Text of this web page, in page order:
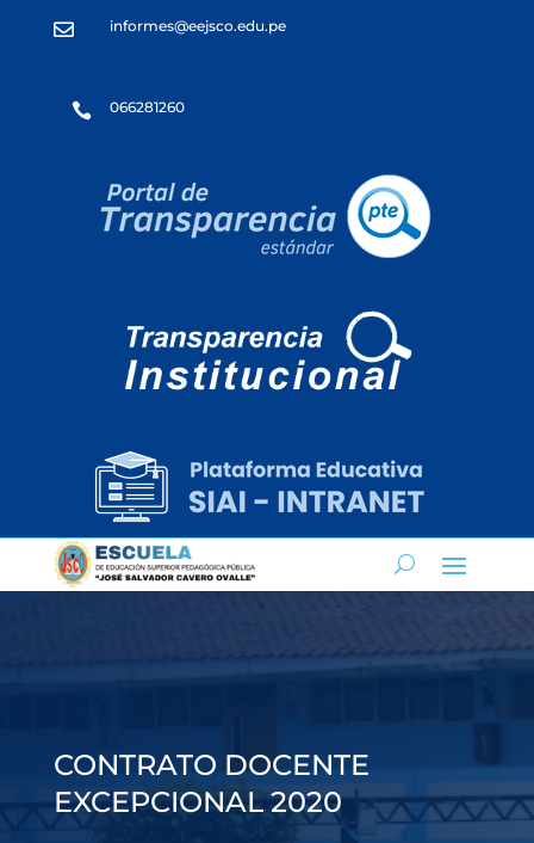
 informes@eejsco.edu.pe
 066281260
CONTRATO DOCENTE
EXCEPCIONAL 2020